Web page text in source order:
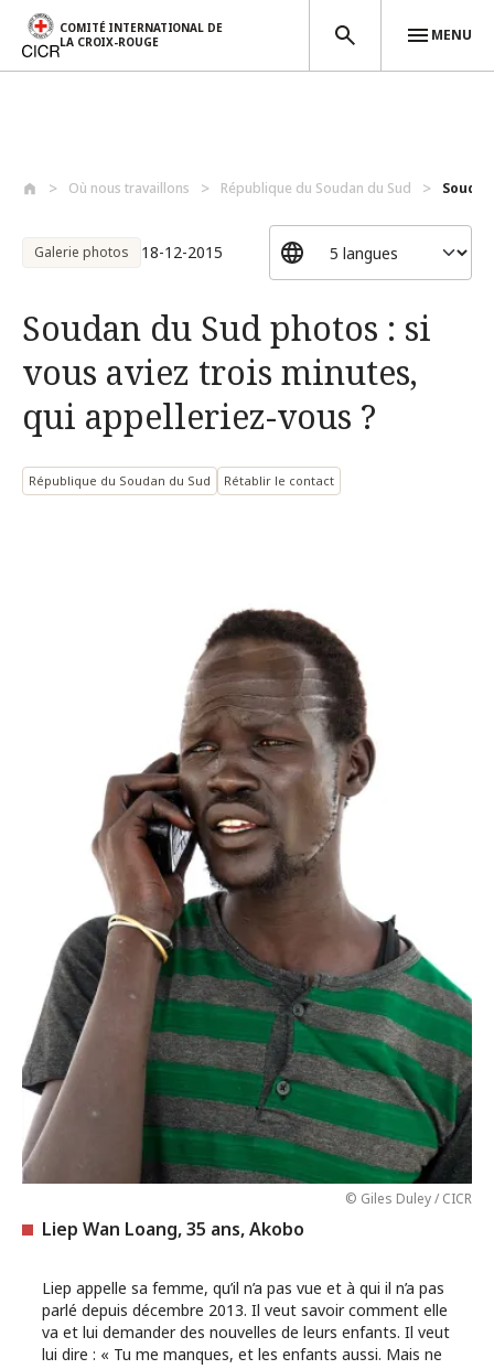
COMITÉ INTERNATIONAL DE
LA CROIX-ROUGE
MENU
Où nous travaillons République du Soudan du Sud
Galerie photos 18-12-2015
Soudan du Sud photos : si
vous aviez trois minutes,
qui appelleriez-vous ?
République du Soudan du Sud Rétablir le contact
© Giles Duley / CICR
Liep Wan Loang, 35 ans, Akobo
Liep appelle sa femme, qu’il n’a pas vue et à qui il n’a pas
parlé depuis décembre 2013. Il veut savoir comment elle
va et lui demander des nouvelles de leurs enfants. Il veut
lui dire : « Tu me manques, et les enfants aussi. Mais ne